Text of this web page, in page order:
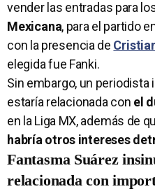
vender las entradas para
Mexicana, para el partido
con la presencia de
elegida fue Fanki.
Sin embargo, un periodista
estaría relacionada con el
en la Liga MX, además de
habría otros intereses
Fantasma Suárez
relacionada con